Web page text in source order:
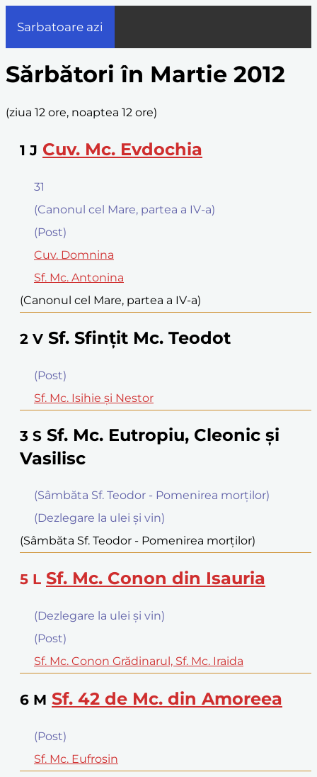
Sarbatoare azi
Sărbători în Martie 2012
(ziua 12 ore, noaptea 12 ore)
1 J Cuv. Mc. Evdochia
31
(Canonul cel Mare, partea a IV-a)
(Post)
Cuv. Domnina
Sf. Mc. Antonina
(Canonul cel Mare, partea a IV-a)
2 V Sf. Sfinţit Mc. Teodot
(Post)
Sf. Mc. Isihie şi Nestor
3 S Sf. Mc. Eutropiu, Cleonic şi
Vasilisc
(Sâmbăta Sf. Teodor - Pomenirea morţilor)
(Dezlegare la ulei şi vin)
(Sâmbăta Sf. Teodor - Pomenirea morţilor)
5 L Sf. Mc. Conon din Isauria
(Dezlegare la ulei şi vin)
(Post)
Sf. Mc. Conon Grădinarul, Sf. Mc. Iraida
6 M Sf. 42 de Mc. din Amoreea
(Post)
Sf. Mc. Eufrosin